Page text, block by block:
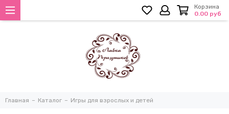
Корзина
0.00 руб
Главная Каталог Игры для взрослых и детей